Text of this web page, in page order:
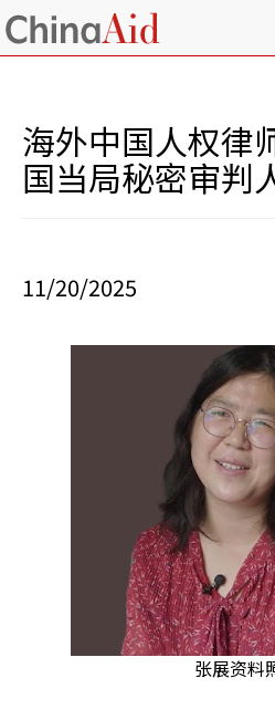
海外中国人权律
国当局秘密审判
11/20/2025
张展资料